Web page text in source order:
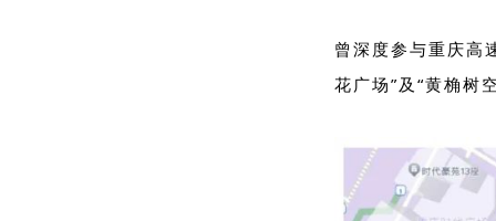
曾深度参与重庆高
花广场”及“黄桷树